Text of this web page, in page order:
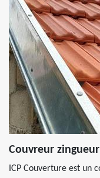
Couvreur
ICP Couverture est un